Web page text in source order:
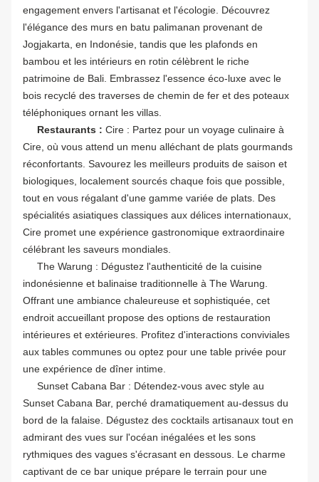
engagement envers l'artisanat et l'écologie. Découvrez
l'élégance des murs en batu palimanan provenant de
Jogjakarta, en Indonésie, tandis que les plafonds en
bambou et les intérieurs en rotin célèbrent le riche
patrimoine de Bali. Embrassez l'essence éco-luxe avec le
bois recyclé des traverses de chemin de fer et des poteaux
téléphoniques ornant les villas.
Restaurants : Cire : Partez pour un voyage culinaire à
Cire, où vous attend un menu alléchant de plats gourmands
réconfortants. Savourez les meilleurs produits de saison et
biologiques, localement sourcés chaque fois que possible,
tout en vous régalant d'une gamme variée de plats. Des
spécialités asiatiques classiques aux délices internationaux,
Cire promet une expérience gastronomique extraordinaire
célébrant les saveurs mondiales.
The Warung : Dégustez l'authenticité de la cuisine
indonésienne et balinaise traditionnelle à The Warung.
Offrant une ambiance chaleureuse et sophistiquée, cet
endroit accueillant propose des options de restauration
intérieures et extérieures. Profitez d'interactions conviviales
aux tables communes ou optez pour une table privée pour
une expérience de dîner intime.
Sunset Cabana Bar : Détendez-vous avec style au
Sunset Cabana Bar, perché dramatiquement au-dessus du
bord de la falaise. Dégustez des cocktails artisanaux tout en
admirant des vues sur l'océan inégalées et les sons
rythmiques des vagues s'écrasant en dessous. Le charme
captivant de ce bar unique prépare le terrain pour une